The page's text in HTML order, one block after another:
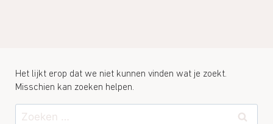
Het lijkt erop dat we niet kunnen vinden wat je zoekt.
Misschien kan zoeken helpen.